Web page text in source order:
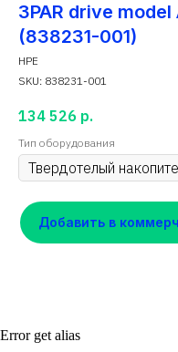
3PAR drive model
(838231-001)
HPE
SKU: 838231-001
134 526 р.
Тип оборудования
Добавить в
Error get alias